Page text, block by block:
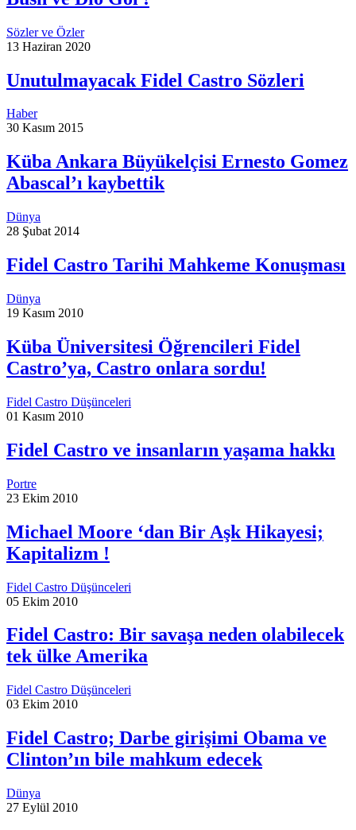
Sözler ve Özler
13 Haziran 2020
Unutulmayacak Fidel Castro Sözleri
Haber
30 Kasım 2015
Küba Ankara Büyükelçisi Ernesto Gomez
Abascal’ı kaybettik
Dünya
28 Şubat 2014
Fidel Castro Tarihi Mahkeme Konuşması
Dünya
19 Kasım 2010
Küba Üniversitesi Öğrencileri Fidel
Castro’ya, Castro onlara sordu!
Fidel Castro Düşünceleri
01 Kasım 2010
Fidel Castro ve insanların yaşama hakkı
Portre
23 Ekim 2010
Michael Moore ‘dan Bir Aşk Hikayesi;
Kapitalizm !
Fidel Castro Düşünceleri
05 Ekim 2010
Fidel Castro: Bir savaşa neden olabilecek
tek ülke Amerika
Fidel Castro Düşünceleri
03 Ekim 2010
Fidel Castro; Darbe girişimi Obama ve
Clinton’ın bile mahkum edecek
Dünya
27 Eylül 2010